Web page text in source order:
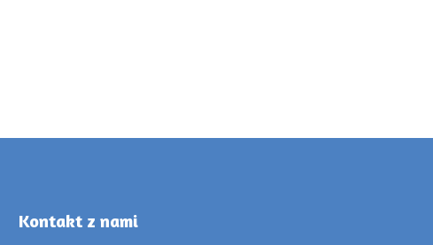
Kontakt z nami